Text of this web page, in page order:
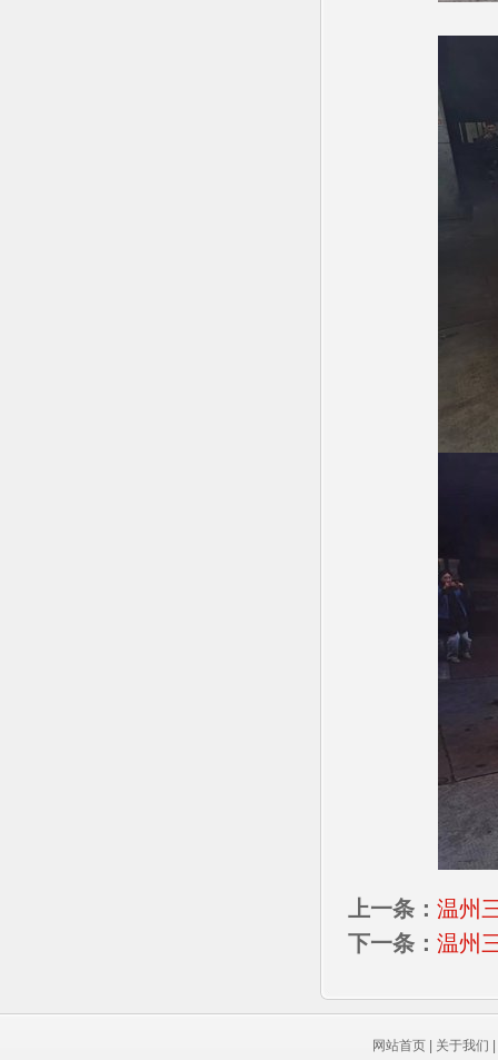
上一条： 温州
下一条： 温州
网站首页| 关于我们